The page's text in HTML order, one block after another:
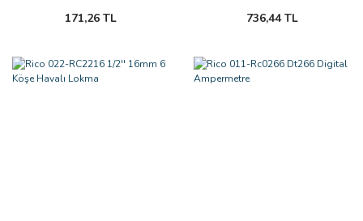
171,26 TL 736,44 TL